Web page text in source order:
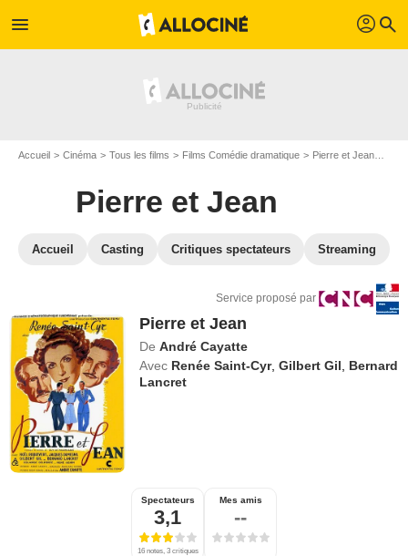
menu profil search
Accueil Cinéma Tous les films Films Comédie dramatique Pierre et Jean
Pierre et Jean
Accueil Casting Critiques spectateurs Streaming
Service proposé par
Pierre et Jean
De André Cayatte
Avec Renée Saint-Cyr,Gilbert Gil
Bernard
Lancret
Spectateurs
3,1
16 notes, 3 critiques
Mes amis
--